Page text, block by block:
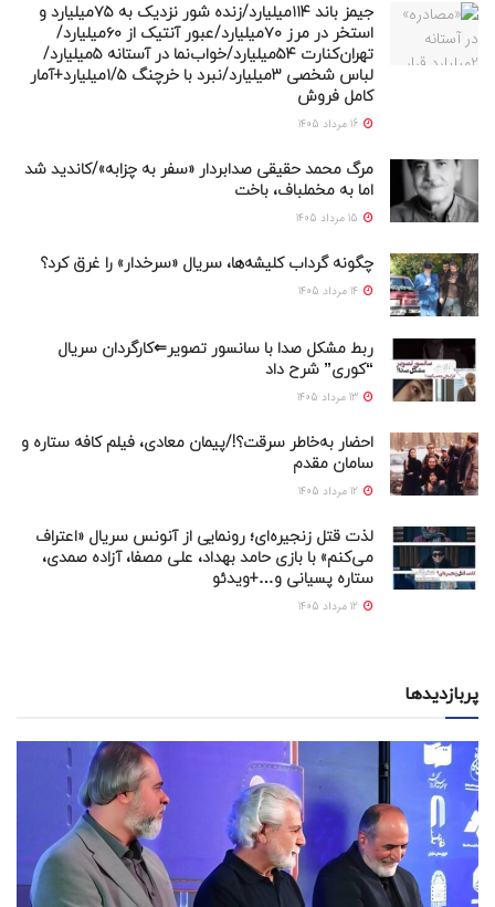
جیمز باند ۱۱۴میلیارد/زنده شور نزدیک به ۷۵میلیارد و
استخر در مرز ۷۰میلیارد/عبور آنتیک از ۶۰میلیارد/
تهران‌کنارت ۵۴میلیارد/خواب‌نما در آستانه ۵میلیارد/
لباس شخصی ۳میلیارد/نبرد با خرچنگ ۱/۵میلیارد+آمار
کامل فروش
مرگ محمد حقیقی صدابردار «سفر به چزابه»/کاندید شد
اما به مخملباف، باخت
چگونه گرداب کلیشه‌ها، سریال «سرخدار» را غرق کرد؟
ربط مشکل صدا با سانسور تصویر⇐کارگردان سریال
“کوری” شرح داد
احضار به‌خاطر سرقت؟!/پیمان معادی، فیلم کافه ستاره و
سامان مقدم
لذت قتل زنجیره‌ای؛ رونمایی از آنونس سریال «اعتراف
می‌کنم» با بازی حامد بهداد، علی مصفا، آزاده صمدی،
ستاره پسیانی و…+ویدئو
پربازدیدها